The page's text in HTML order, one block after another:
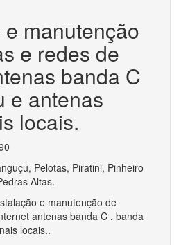
manutenção
e redes de
banda C
e antenas
locais.
Pelotas, Piratini, Pinheiro
Altas.
e manutenção de
antenas banda C , banda
locais..